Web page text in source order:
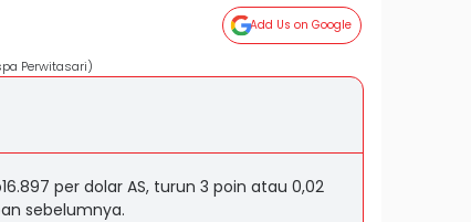
Add Us on Google
Perwitasari)
per dolar AS, turun 3 poin atau 0,02
sebelumnya.